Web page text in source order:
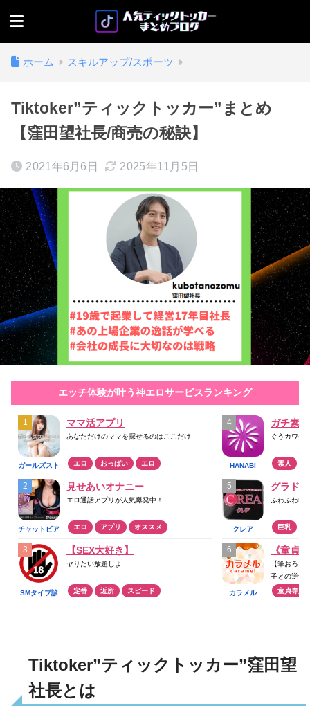
ホーム スキルアップ/スポーツ
Tiktoker”ティックトッカー”まとめ
【窪田望社長/商売の秘訣】
2021年6月6日 2025年11月5日
エッチ体験が叶う神エロサービスランキング
ガールズスト
リート
ママ活アプリ
あなただけのママを探せるのはここだけ
エロ おっぱい エロ
チャットピア
見せあいオナニー
エロ通話アプリが人気爆発中！
エロ アプリ オススメ
SMタイプ診
【SEX大好き】
ヤりたい放題しよ
定番 近所 スピード
HANABI
ガチ素
ぐうカワ美
素人
クレア
ふわふわF
巨乳
カラメル
《童貞
【筆おろし
子との逆ナ
童貞専用
Tiktoker”ティックトッカー”窪田望
社長とは